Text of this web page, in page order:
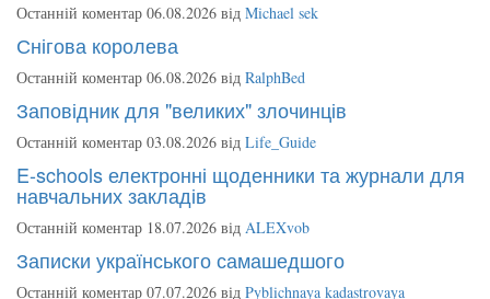
Останній коментар 06.08.2026 від Michael sek
Снігова королева
Останній коментар 06.08.2026 від RalphBed
Заповідник для "великих" злочинців
Останній коментар 03.08.2026 від Life_Guide
E-schools електронні щоденники та журнали для
навчальних закладів
Останній коментар 18.07.2026 від ALEXvob
Записки українського самашедшого
Останній коментар 07.07.2026 від Pyblichnaya kadastrovaya